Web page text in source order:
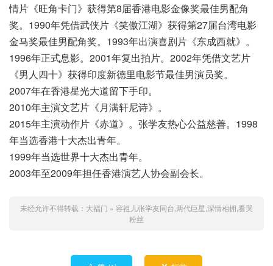
情片《旺角卡门》获得第8届香港电影金像奖最佳男配角
奖。1990年凭借武侠片《笑傲江湖》获得第27届台湾电影
金马奖最佳男配角奖。1993年出演喜剧片《东成西就》。
1996年正式息影。2001年复出拍片。2002年凭借文艺片
《男人四十》获得印度新德里电影节最佳男演员奖。
2007年在香港星光大道留下手印。
2010年主演文艺片《月满轩尼诗》。
2015年主演动作片《赤道》。张学友热心公益慈善。1998
年当选香港十大杰出青年。
1999年当选世界十大杰出青年。
2003年至2009年担任香港演艺人协会副会长。
未经允许不得转载： 大福门 » 容祖儿张学友同台,两代巨星,深情相拥,看哭
粉丝